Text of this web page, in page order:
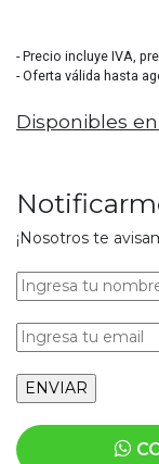
- Precio incluye IVA,
- Oferta válida hasta
Disponibles
¡Nosotros te